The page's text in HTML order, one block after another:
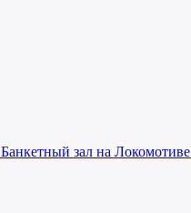
Банкетный зал на Локомотиве